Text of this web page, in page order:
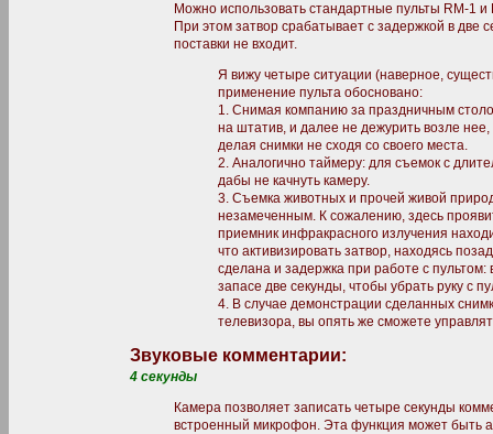
Можно использовать стандартные пульты RM-1
При этом затвор срабатывает с задержкой в две
поставки не входит.
Я вижу четыре ситуации (наверное,
применение пульта обосновано:
1. Снимая компанию за праздничным
на штатив, и далее не дежурить возле
делая снимки не сходя со своего места.
2. Аналогично таймеру: для съемок с
дабы не качнуть камеру.
3. Съемка животных и прочей живой
незамеченным. К сожалению, здесь
приемник инфракрасного излучения
что активизировать затвор, находясь
сделана и задержка при работе с
запасе две секунды, чтобы убрать руку с
4. В случае демонстрации сделанных
телевизора, вы опять же сможете
Звуковые комментарии:
4 секунды
Камера позволяет записать четыре секунды
встроенный микрофон. Эта функция может быть